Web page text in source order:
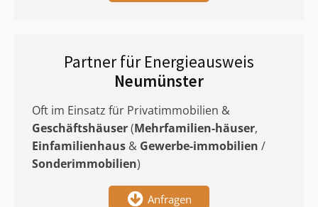
Partner für Energieausweis
Neumünster
Oft im Einsatz für Privatimmobilien &
Geschäftshäuser(Mehrfamilien-häuser,
Einfamilienhaus & Gewerbe-immobilien /
Sonderimmobilien)
Anfragen